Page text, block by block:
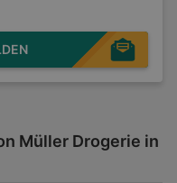
Müller Drogerie in